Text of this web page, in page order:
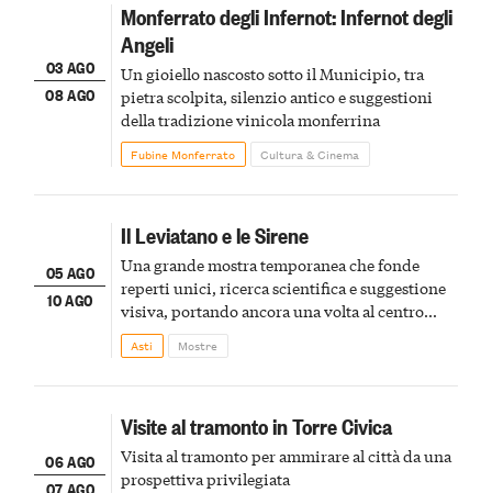
03 AGO
08 AGO
Monferrato degli Infernot: Infernot degli
Angeli
Un gioiello nascosto sotto il Municipio, tra
pietra scolpita, silenzio antico e suggestioni
della tradizione vinicola monferrina
Fubine Monferrato Cultura & Cinema
05 AGO
10 AGO
Il Leviatano e le Sirene
Una grande mostra temporanea che fonde
reperti unici, ricerca scientifica e suggestione
visiva, portando ancora una volta al centro
della scena le meraviglie del passato astigiano
Asti Mostre
06 AGO
07 AGO
Visite al tramonto in Torre Civica
Visita al tramonto per ammirare al città da una
prospettiva privilegiata